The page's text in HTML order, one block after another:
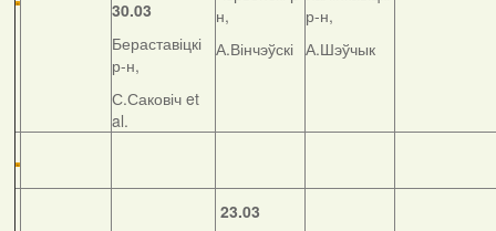
30.03
Бераставіцкі
р-н,
С.Саковіч et
al.
н,
А.Вінчэўскі
р-н,
А.Шэўчык
23.03